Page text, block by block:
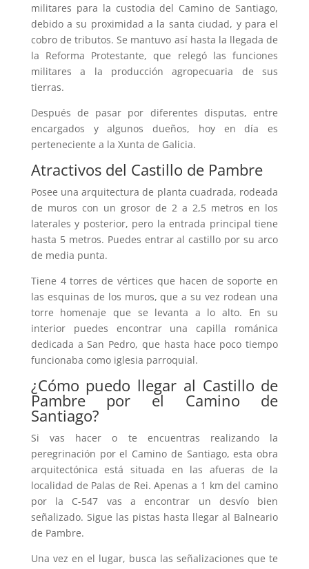
militares para la custodia del Camino de Santiago,
debido a su proximidad a la santa ciudad, y para el
cobro de tributos. Se mantuvo así hasta la llegada de
la Reforma Protestante, que relegó las funciones
militares a la producción agropecuaria de sus
tierras.
Después de pasar por diferentes disputas, entre
encargados y algunos dueños, hoy en día es
perteneciente a la Xunta de Galicia.
Atractivos del Castillo de Pambre
Posee una arquitectura de planta cuadrada, rodeada
de muros con un grosor de 2 a 2,5 metros en los
laterales y posterior, pero la entrada principal tiene
hasta 5 metros. Puedes entrar al castillo por su arco
de media punta.
Tiene 4 torres de vértices que hacen de soporte en
las esquinas de los muros, que a su vez rodean una
torre homenaje que se levanta a lo alto. En su
interior puedes encontrar una capilla románica
dedicada a San Pedro, que hasta hace poco tiempo
funcionaba como iglesia parroquial.
¿Cómo puedo llegar al Castillo de
Pambre por el Camino de
Santiago?
Si vas hacer o te encuentras realizando la
peregrinación por el Camino de Santiago, esta obra
arquitectónica está situada en las afueras de la
localidad de Palas de Rei. Apenas a 1 km del camino
por la C-547 vas a encontrar un desvío bien
señalizado. Sigue las pistas hasta llegar al Balneario
de Pambre.
Una vez en el lugar, busca las señalizaciones que te